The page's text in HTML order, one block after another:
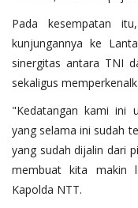
Pada kesempatan
kunjungannya ke
sinergitas antara TNI
sekaligus
"Kedatangan kami ini
yang selama ini sudah
yang sudah dijalin dari
membuat kita makin
Kapolda NTT.